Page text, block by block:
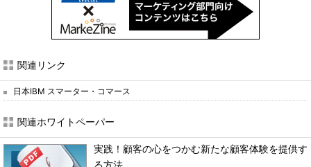
関連リンク
日本IBM スマーター・コマース
関連ホワイトペーパー
実践！顧客の心をつかむ新たな顧客体験を提供す